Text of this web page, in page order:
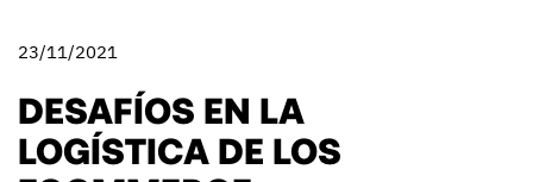
23/11/2021
DESAFÍOS EN LA
LOGÍSTICA DE LOS